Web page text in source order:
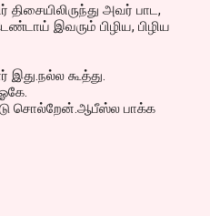
அவர் பாட,
இவரும் பிழிய, பிழிய
கூத்து.
சொல்றேன்.ஆபீஸ்ல பாக்க